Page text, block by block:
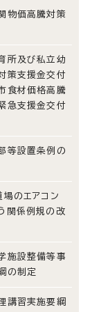
物価高騰対策
所及び私立幼
策支援金交付
食材価格高騰
急支援金交付
等設置条例の
場のエアコン
関係例規の改
施設整備等事
の制定
講習実施要綱